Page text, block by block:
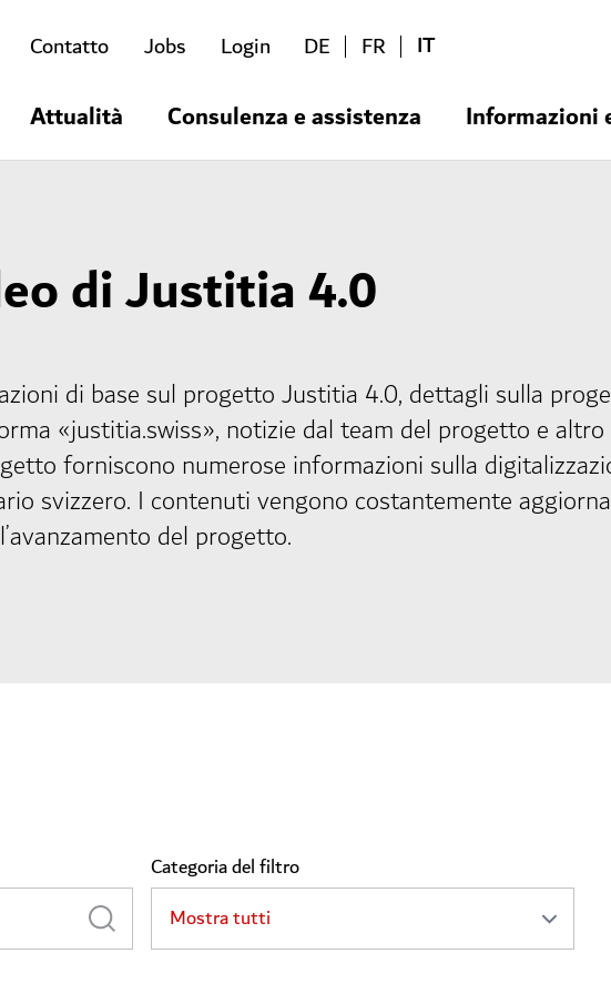
Contatto Jobs Login DE FR IT
Attualità Consulenza e assistenza Informazioni
di Justitia 4.0
di base sul progetto Justitia 4.0, dettagli sulla
«justitia.swiss», notizie dal team del progetto e altro
forniscono numerose informazioni sulla
svizzero. I contenuti vengono costantemente
del progetto.
Categoria del filtro